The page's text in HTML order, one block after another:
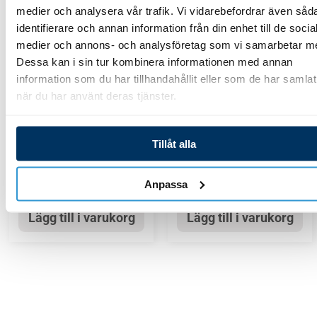
medier och analysera vår trafik. Vi vidarebefordrar även
identifierare och annan information från din enhet till de
medier och annons- och analysföretag som vi samarbetar
Dessa kan i sin tur kombinera informationen med annan
information som du har tillhandahållit eller som de har
när du har använt deras tjänster.
Tillåt alla
Anpassa
Reservdelar
cirkulationspumpar
O-ring) FloPro/FloPro VS
523,00kr
Lägg till i varukorg
Reservdelar
FloPro/FloPro VS
226,00kr
Lägg till i varukorg